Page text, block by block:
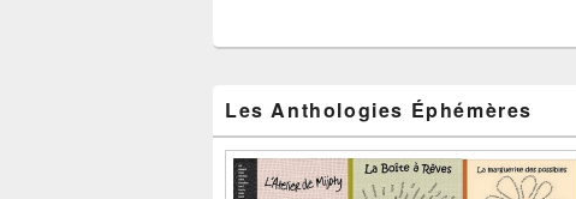
Les Anthologies Éphémères